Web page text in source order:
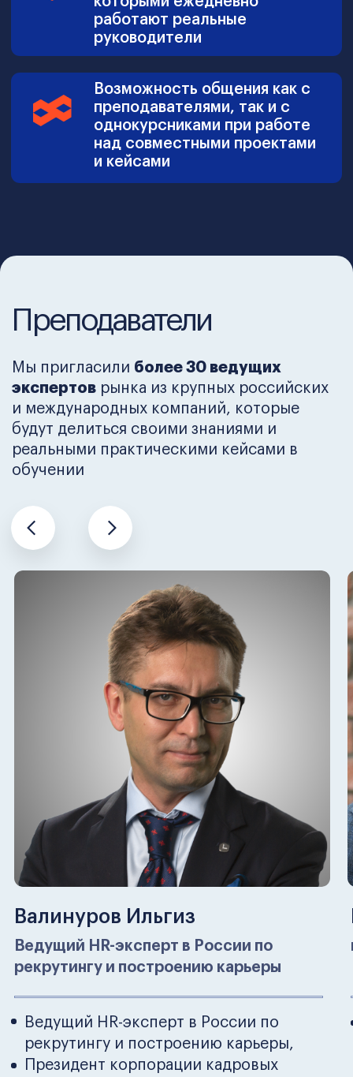
Управление маркетингом
Управление продажами
Управление качеством
Получить консультацию по
специализациям
Стратегический менеджмент
уже выбраны за вас мировыми
стандартами образования, а 7-й модуль
вы выбираете самостоятельно.
В зависимости от того, какая сфера
бизнеса вам интереснее.
1. Базовые
дисциплины бизнеса и
менеджмента
оперативного
управления